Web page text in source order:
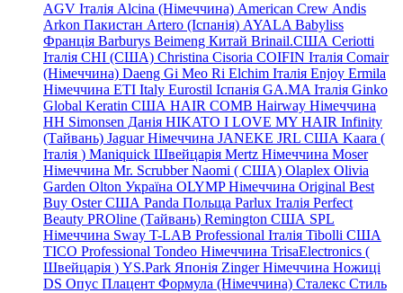
AGV Італія Alcina (Німеччина) American Crew Andis
Arkon Пакистан Artero (Іспанія) AYALA Babyliss
Франція Barburys Beimeng Китай Brinail.США Ceriotti
Італія CHI (США) Christina Cisoria COIFIN Італія Comair
(Німеччина) Daeng Gi Meo Ri Elchim Італія Enjoy Ermila
Німеччина ETI Italy Eurostil Іспанія GA.MA Італія Ginko
Global Keratin США HAIR COMB Hairway Німеччина
HH Simonsen Данія HIKATO I LOVE MY HAIR Infinity
(Тайвань) Jaguar Німеччина JANEKE JRL США Kaara (
Італія ) Maniquick Швейцарія Mertz Німеччина Moser
Німеччина Mr. Scrubber Naomi ( США) Olaplex Olivia
Garden Olton Україна OLYMP Німеччина Original Best
Buy Oster США Panda Польща Parlux Італія Perfect
Beauty PROline (Тайвань) Remington США SPL
Німеччина Sway T-LAB Professional Італія Tibolli США
TICO Professional Tondeo Німеччина TrisaElectronics (
Швейцарія ) YS.Park Японія Zinger Німеччина Ножиці
DS Опус Плацент Формула (Німеччина) Сталекс Стиль